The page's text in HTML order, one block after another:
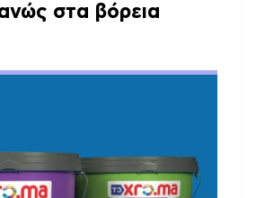
στα βόρεια